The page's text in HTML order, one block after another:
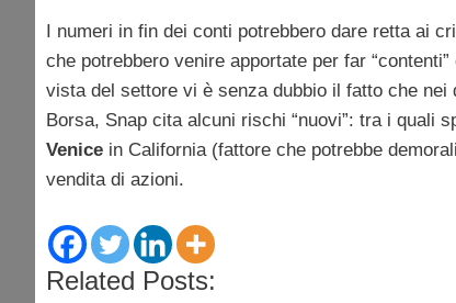
I numeri in fin dei conti potrebbero dare retta ai
che potrebbero venire apportate per far “contenti”
vista del settore vi è senza dubbio il fatto che nei
Borsa, Snap cita alcuni rischi “nuovi”: tra i quali
Venice in California (fattore che potrebbe
vendita di azioni.
Related Posts: